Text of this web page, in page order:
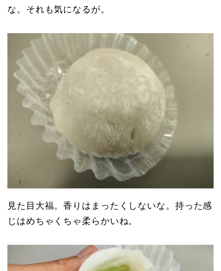
な。それも気になるが。
見た目大福。香りはまったくしないな。持った感
じはめちゃくちゃ柔らかいね。